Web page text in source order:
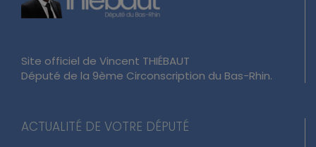
Site officiel de Vincent THIÉBAUT
Député de la 9ème Circonscription du Bas-Rhin.
ACTUALITÉ DE VOTRE DÉPUTÉ